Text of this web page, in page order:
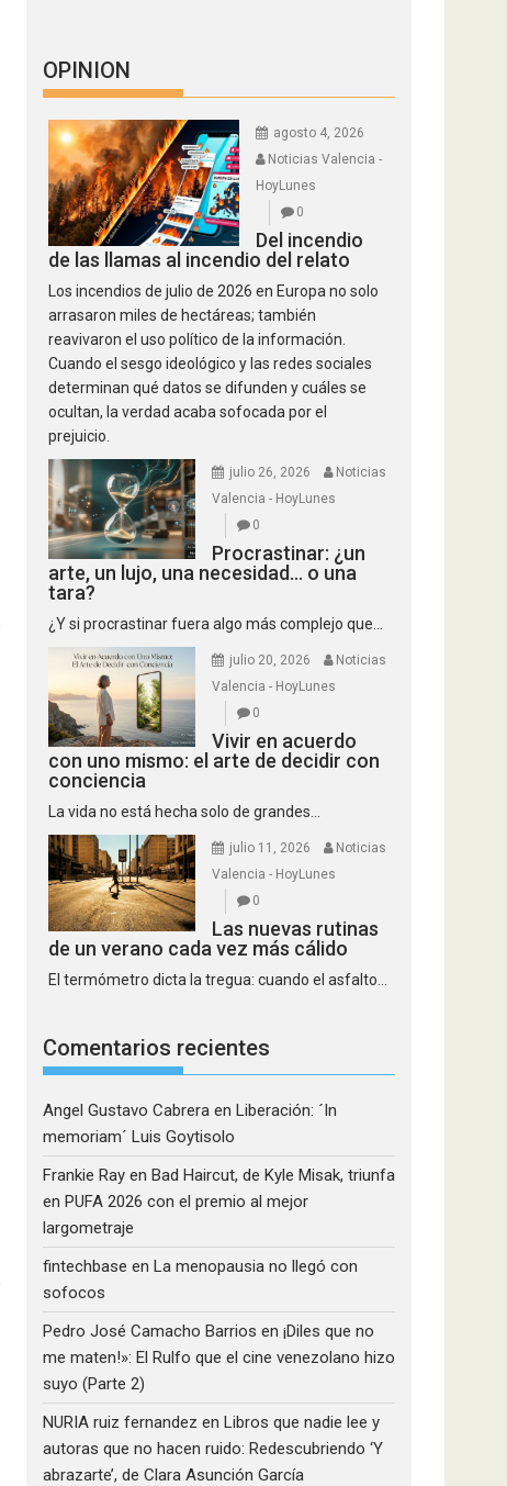
OPINION
agosto 4, 2026
Noticias Valencia -
HoyLunes
0
Del incendio
de las llamas al incendio del relato
Los incendios de julio de 2026 en Europa no solo
arrasaron miles de hectáreas; también
reavivaron el uso político de la información.
Cuando el sesgo ideológico y las redes sociales
determinan qué datos se difunden y cuáles se
ocultan, la verdad acaba sofocada por el
prejuicio.
julio 26, 2026
Noticias
Valencia - HoyLunes
0
Procrastinar: ¿un
arte, un lujo, una necesidad… o una
tara?
¿Y si procrastinar fuera algo más complejo que...
julio 20, 2026
Noticias
Valencia - HoyLunes
0
Vivir en acuerdo
con uno mismo: el arte de decidir con
conciencia
La vida no está hecha solo de grandes...
julio 11, 2026
Noticias
Valencia - HoyLunes
0
Las nuevas rutinas
de un verano cada vez más cálido
El termómetro dicta la tregua: cuando el asfalto...
Comentarios recientes
Angel Gustavo Cabrera en Liberación: ´In
memoriam´ Luis Goytisolo
Frankie Ray en Bad Haircut, de Kyle Misak, triunfa
en PUFA 2026 con el premio al mejor
largometraje
fintechbase en La menopausia no llegó con
sofocos
Pedro José Camacho Barrios en ¡Diles que no
me maten!»: El Rulfo que el cine venezolano hizo
suyo (Parte 2)
NURIA ruiz fernandez en Libros que nadie lee y
autoras que no hacen ruido: Redescubriendo ‘Y
abrazarte’, de Clara Asunción García